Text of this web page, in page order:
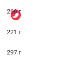
266 г
221 г
297 г